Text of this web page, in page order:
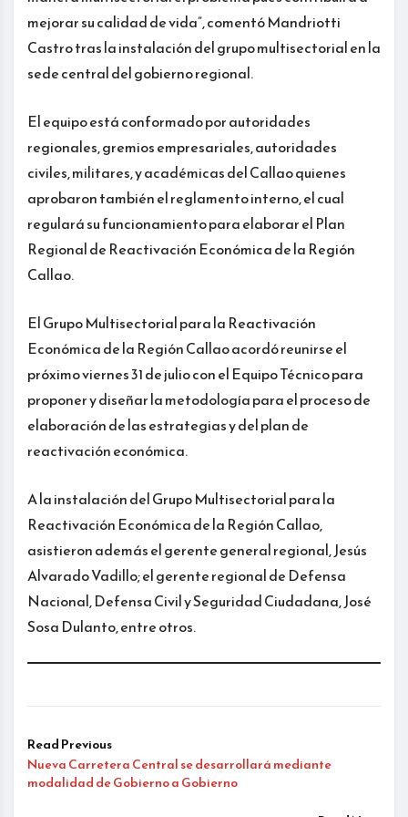
mejorar su calidad de vida”, comentó Mandriotti
Castro tras la instalación del grupo multisectorial en la
sede central del gobierno regional.
El equipo está conformado por autoridades
regionales, gremios empresariales, autoridades
civiles, militares, y académicas del Callao quienes
aprobaron también el reglamento interno, el cual
regulará su funcionamiento para elaborar el Plan
Regional de Reactivación Económica de la Región
Callao.
El Grupo Multisectorial para la Reactivación
Económica de la Región Callao acordó reunirse el
próximo viernes 31 de julio con el Equipo Técnico para
proponer y diseñar la metodología para el proceso de
elaboración de las estrategias y del plan de
reactivación económica.
A la instalación del Grupo Multisectorial para la
Reactivación Económica de la Región Callao,
asistieron además el gerente general regional, Jesús
Alvarado Vadillo; el gerente regional de Defensa
Nacional, Defensa Civil y Seguridad Ciudadana, José
Sosa Dulanto, entre otros.
Read Previous
Nueva Carretera Central se desarrollará mediante
modalidad de Gobierno a Gobierno